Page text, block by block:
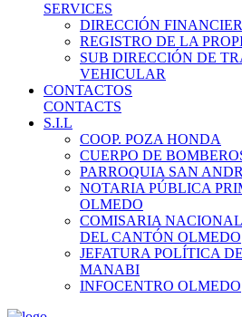
SERVICES
DIRECCIÓN
REGISTRO DE LA
SUB DIRECCIÓN DE
VEHICULAR
CONTACTOS
CONTACTS
S.I.L
COOP. POZA HONDA
CUERPO DE
PARROQUIA SAN
NOTARIA PÚBLICA
OLMEDO
COMISARIA
DEL CANTÓN OLMEDO
JEFATURA POLÍTICA
MANABI
INFOCENTRO OLMEDO